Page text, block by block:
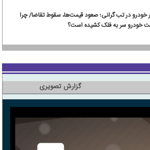
خودرو در تب گرانی؛ صعود قیمت‌ها، سقوط تقاضا/ چرا
خودرو سر به فلک کشیده است؟
گزارش تصویری